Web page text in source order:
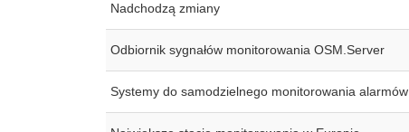
Nadchodzą zmiany
Odbiornik sygnałów monitorowania OSM.Server
Systemy do samodzielnego monitorowania alarmów